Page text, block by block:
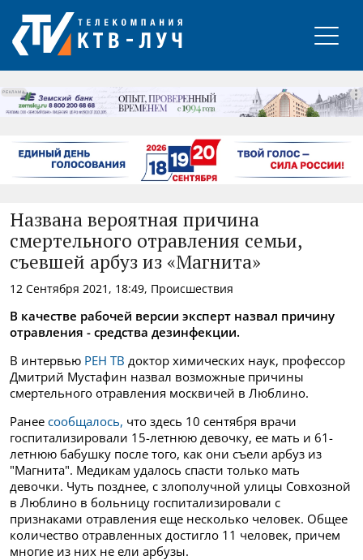
РЕКЛАМА
Названа вероятная причина
смертельного отравления семьи,
съевшей арбуз из «Магнита»
12 Сентября 2021, 18:49, Происшествия
В качестве рабочей версии эксперт назвал причину
отравления - средства дезинфекции.
В интервью РЕН ТВ доктор химических наук, профессор
Дмитрий Мустафин назвал возможные причины
смертельного отравления москвичей в Люблино.
Ранее сообщалось, что здесь 10 сентября врачи
госпитализировали 15-летнюю девочку, ее мать и 61-
летнюю бабушку после того, как они съели арбуз из
"Магнита". Медикам удалось спасти только мать
девочки. Чуть позднее, с злополучной улицы Совхозной
в Люблино в больницу госпитализировали с
признаками отравления еще несколько человек. Общее
количество отравленных достигло 11 человек, причем
многие из них не ели арбузы.